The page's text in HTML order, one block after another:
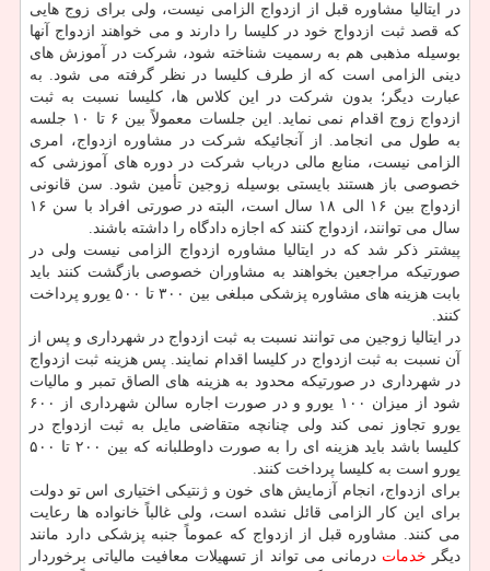
در ایتالیا مشاوره قبل از ازدواج الزامی نیست، ولی برای زوج هایی
كه قصد ثبت ازدواج خود در كلیسا را دارند و می خواهند ازدواج آنها
بوسیله مذهبی هم به رسمیت شناخته شود، شركت در آموزش های
دینی الزامی است كه از طرف كلیسا در نظر گرفته می شود. به
عبارت دیگر؛ بدون شركت در این كلاس ها، كلیسا نسبت به ثبت
ازدواج زوج اقدام نمی نماید. این جلسات معمولاً بین ۶ تا ۱۰ جلسه
به طول می انجامد. از آنجائیكه شركت در مشاوره ازدواج، امری
الزامی نیست، منابع مالی درباب شركت در دوره های آموزشی كه
خصوصی باز هستند بایستی بوسیله زوجین تأمین شود. سن قانونی
ازدواج بین ۱۶ الی ۱۸ سال است، البته در صورتی افراد با سن ۱۶
سال می توانند، ازدواج كنند كه اجازه دادگاه را داشته باشند.
پیشتر ذكر شد كه در ایتالیا مشاوره ازدواج الزامی نیست ولی در
صورتیكه مراجعین بخواهند به مشاوران خصوصی بازگشت كنند باید
بابت هزینه های مشاوره پزشكی مبلغی بین ۳۰۰ تا ۵۰۰ یورو پرداخت
كنند.
در ایتالیا زوجین می توانند نسبت به ثبت ازدواج در شهرداری و پس از
آن نسبت به ثبت ازدواج در كلیسا اقدام نمایند. پس هزینه ثبت ازدواج
در شهرداری در صورتیكه محدود به هزینه های الصاق تمبر و مالیات
شود از میزان ۱۰۰ یورو و در صورت اجاره سالن شهرداری از ۶۰۰
یورو تجاوز نمی كند ولی چنانچه متقاضی مایل به ثبت ازدواج در
كلیسا باشد باید هزینه ای را به صورت داوطلبانه كه بین ۲۰۰ تا ۵۰۰
یورو است به كلیسا پرداخت كنند.
برای ازدواج، انجام آزمایش های خون و ژنتیكی اختیاری اس تو دولت
برای این كار الزامی قائل نشده است، ولی غالباً خانواده ها رعایت
می كنند. مشاوره قبل از ازدواج كه عموماً جنبه پزشكی دارد مانند
دیگر خدمات درمانی می تواند از تسهیلات معافیت مالیاتی برخوردار